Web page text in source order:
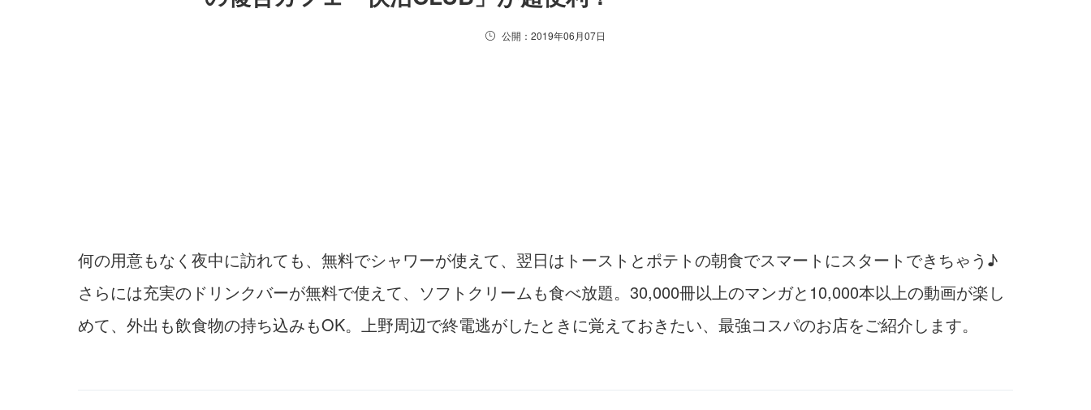
公開：2019年06月07日
何の用意もなく夜中に訪れても、無料でシャワーが使えて、翌日はトーストとポテトの朝食でスマートにスタートできちゃう♪
さらには充実のドリンクバーが無料で使えて、ソフトクリームも食べ放題。30,000冊以上のマンガと10,000本以上の動画が楽し
めて、外出も飲食物の持ち込みもOK。上野周辺で終電逃がしたときに覚えておきたい、最強コスパのお店をご紹介します。